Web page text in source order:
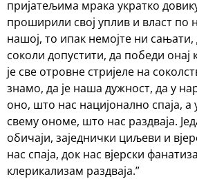
пријатељима мрака укратко
проширили свој уплив и власт по
нашој, то ипак немојте ни
соколи допустити, да победи онај
је све отровне стријеле на
знамо, да је наша дужност, да у
оно, што нас нацијонално спаја, а
свему ономе, што нас раздваја.
обичаји, заједнички циљеви и
нас спаја, док нас вјерски
клерикализам раздваја.”